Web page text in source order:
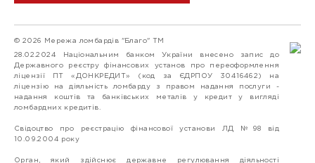
© 2026 Мережа ломбардів "Благо" ТМ
28.02.2024 Національним банком України внесено запис до
Державного реєстру фінансових установ про переоформлення
ліцензії ПТ «ДОНКРЕДИТ» (код за ЄДРПОУ 30416462) на
ліцензію на діяльність ломбарду з правом надання послуги -
надання коштів та банківських металів у кредит у вигляді
ломбардних кредитів.
Свідоцтво про реєстрацію фінансової установи ЛД №98 від
10.09.2004 року
Орган, який здійснює державне регулювання діяльності